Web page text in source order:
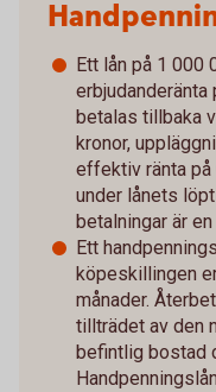
Ett lån på 1 000
erbjudanderänta
betalas tillbaka
kronor,
effektiv ränta på
under lånets
betalningar är en
Ett
köpeskillingen
månader.
tillträdet av den
befintlig bostad